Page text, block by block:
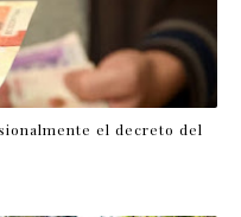
el decreto del